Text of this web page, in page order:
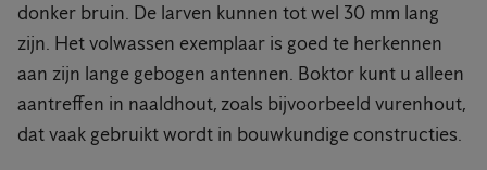
donker bruin. De larven kunnen tot wel 30 mm lang
zijn. Het volwassen exemplaar is goed te herkennen
aan zijn lange gebogen antennen. Boktor kunt u alleen
aantreffen in naaldhout, zoals bijvoorbeeld vurenhout,
dat vaak gebruikt wordt in bouwkundige constructies.